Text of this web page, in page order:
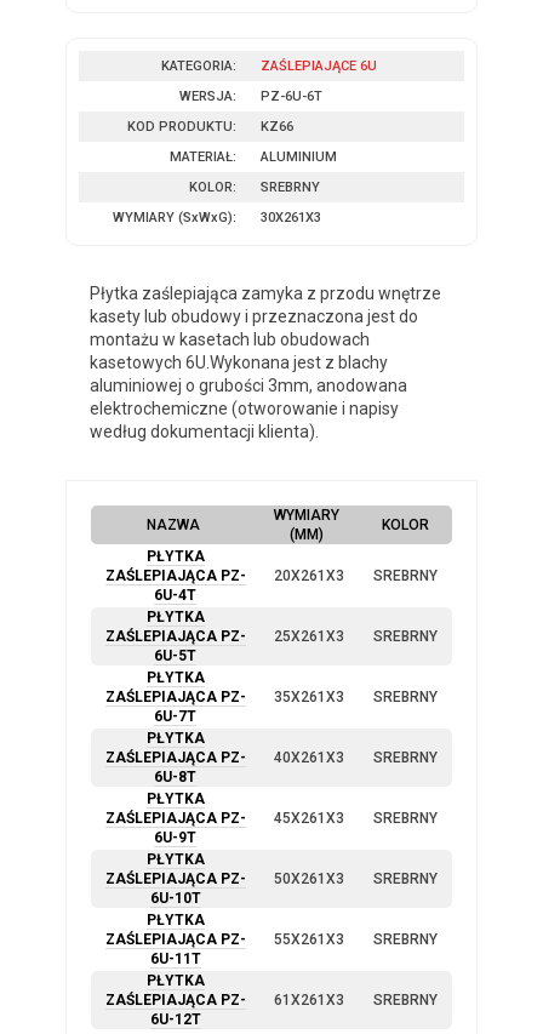
KATEGORIA:
ZAŚLEPIAJĄCE 6U
WERSJA:
PZ-6U-6T
KOD PRODUKTU:
KZ66
MATERIAŁ:
ALUMINIUM
KOLOR:
SREBRNY
WYMIARY (SxWxG): 30X261X3
Płytka zaślepiająca zamyka z przodu wnętrze
kasety lub obudowy i przeznaczona jest do
montażu w kasetach lub obudowach
kasetowych 6U.Wykonana jest z blachy
aluminiowej o grubości 3mm, anodowana
elektrochemiczne (otworowanie i napisy
według dokumentacji klienta).
NAZWA
WYMIARY
(MM)
KOLOR
PŁYTKA
ZAŚLEPIAJĄCA PZ-
6U-4T
20X261X3 SREBRNY
PŁYTKA
ZAŚLEPIAJĄCA PZ-
6U-5T
25X261X3 SREBRNY
PŁYTKA
ZAŚLEPIAJĄCA PZ-
6U-7T
35X261X3 SREBRNY
PŁYTKA
ZAŚLEPIAJĄCA PZ-
6U-8T
40X261X3 SREBRNY
PŁYTKA
ZAŚLEPIAJĄCA PZ-
6U-9T
45X261X3 SREBRNY
PŁYTKA
ZAŚLEPIAJĄCA PZ-
6U-10T
50X261X3 SREBRNY
PŁYTKA
ZAŚLEPIAJĄCA PZ-
6U-11T
55X261X3 SREBRNY
PŁYTKA
ZAŚLEPIAJĄCA PZ-
6U-12T
61X261X3 SREBRNY